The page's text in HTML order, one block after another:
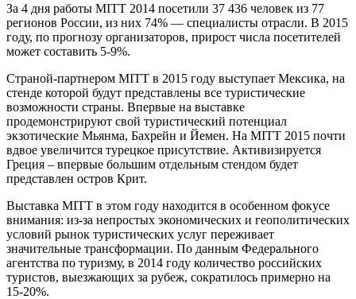
За 4 дня работы MITT 2014 посетили 37 436 человек из 77
регионов России, из них 74% — специалисты отрасли. В 2015
году, по прогнозу организаторов, прирост числа посетителей
может составить 5-9%.
Страной-партнером MITT в 2015 году выступает Мексика, на
стенде которой будут представлены все туристические
возможности страны. Впервые на выставке
продемонстрируют свой туристический потенциал
экзотические Мьянма, Бахрейн и Йемен. На MITT 2015 почти
вдвое увеличится турецкое присутствие. Активизируется
Греция – впервые большим отдельным стендом будет
представлен остров Крит.
Выставка MITT в этом году находится в особенном фокусе
внимания: из-за непростых экономических и геополитических
условий рынок туристических услуг переживает
значительные трансформации. По данным Федерального
агентства по туризму, в 2014 году количество российских
туристов, выезжающих за рубеж, сократилось примерно на
15-20%.